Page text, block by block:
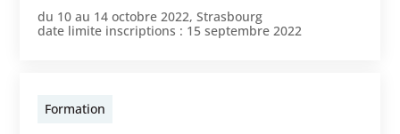
du 10 au 14 octobre 2022,Strasbourg
date limite inscriptions : 15 septembre 2022
Formation